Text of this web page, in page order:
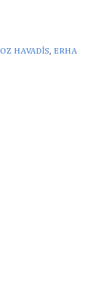
HAVADİS, ERHA